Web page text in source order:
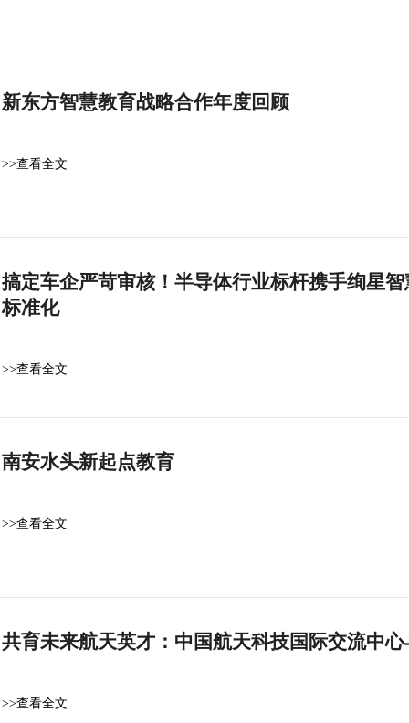
新东方智慧教育战略合作年度回顾
>>查看全文
搞定车企严苛审核！半导体行业标杆携手绚星
标准化
>>查看全文
南安水头新起点教育
>>查看全文
共育未来航天英才：中国航天科技国际交流中
>>查看全文